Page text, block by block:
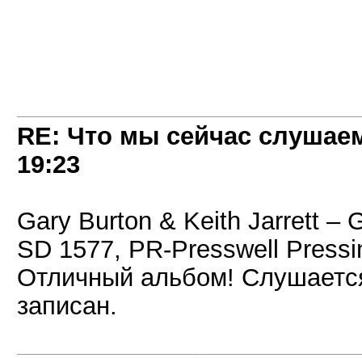
RE: Что мы сейчас
19:23
Gary Burton & Keith Jarrett ‎–
SD 1577, PR-Presswell
Отличный альбом!
записан.